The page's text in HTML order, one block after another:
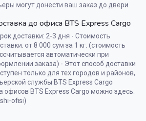
могут донести ваш заказ до двери.
до офиса BTS Express Cargo
доставки: 2-3 дня - Стоимость
от 8 000 сум за 1 кг. (стоимость
автоматически при
заказа) - Этот способ доставки
только для тех городов и районов,
службы BTS Express Cargo
офисов BTS Express Cargo можно здесь:
ofisi)